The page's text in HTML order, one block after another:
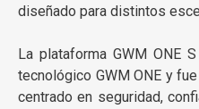
diseñado para distintos
La plataforma GWM ONE
tecnológico GWM ONE y
centrado en seguridad,